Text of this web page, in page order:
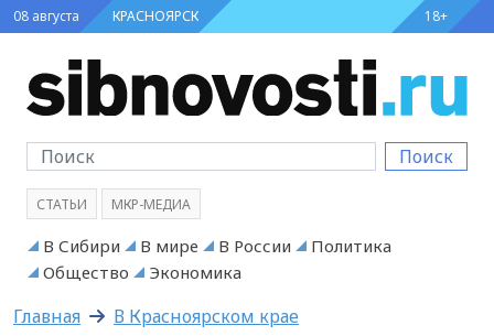
08 августа КРАСНОЯРСК 18+
Поиск
СТАТЬИ МКР-МЕДИА
В Сибири В мире В России
Политика
Общество
Экономика
Главная В Красноярском крае